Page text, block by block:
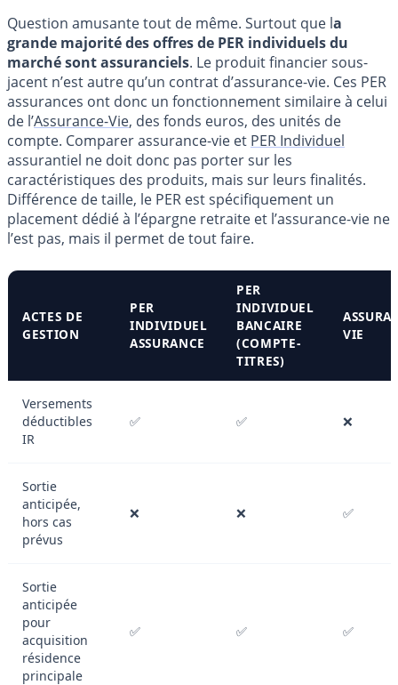
Question amusante tout de même. Surtout que la
grande majorité des offres de PER individuels du
marché sont assuranciels. Le produit financier sous-
jacent n’est autre qu’un contrat d’assurance-vie. Ces PER
assurances ont donc un fonctionnement similaire à celui
de l’Assurance-Vie, des fonds euros, des unités de
compte. Comparer assurance-vie et PER Individuel
assurantiel ne doit donc pas porter sur les
caractéristiques des produits, mais sur leurs finalités.
Différence de taille, le PER est spécifiquement un
placement dédié à l’épargne retraite et l’assurance-vie ne
l’est pas, mais il permet de tout faire.
ACTES DE
GESTION
PER
INDIVIDUEL
ASSURANCE
PER
INDIVIDUEL
BANCAIRE
(COMPTE-
TITRES)
VIE
Versements
déductibles
IR
✅ ✅ ❌
Sortie
anticipée,
hors cas
prévus
❌ ❌ ✅
Sortie
anticipée
pour
acquisition
résidence
principale
✅ ✅ ✅